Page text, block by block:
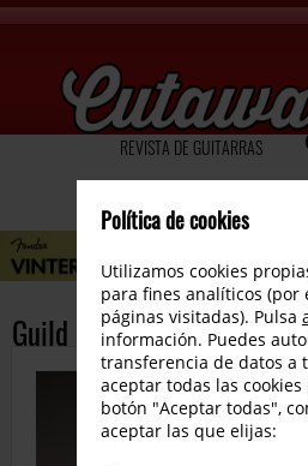
REVISTA DE GUITARRAS
Guild Guitars presenta la
Política de cookies
Utilizamos cookies
para fines analíticos (por
páginas visitadas). Pulsa
información. Puedes
transferencia de datos a
aceptar todas las
botón "Aceptar todas",
aceptar las que elijas: